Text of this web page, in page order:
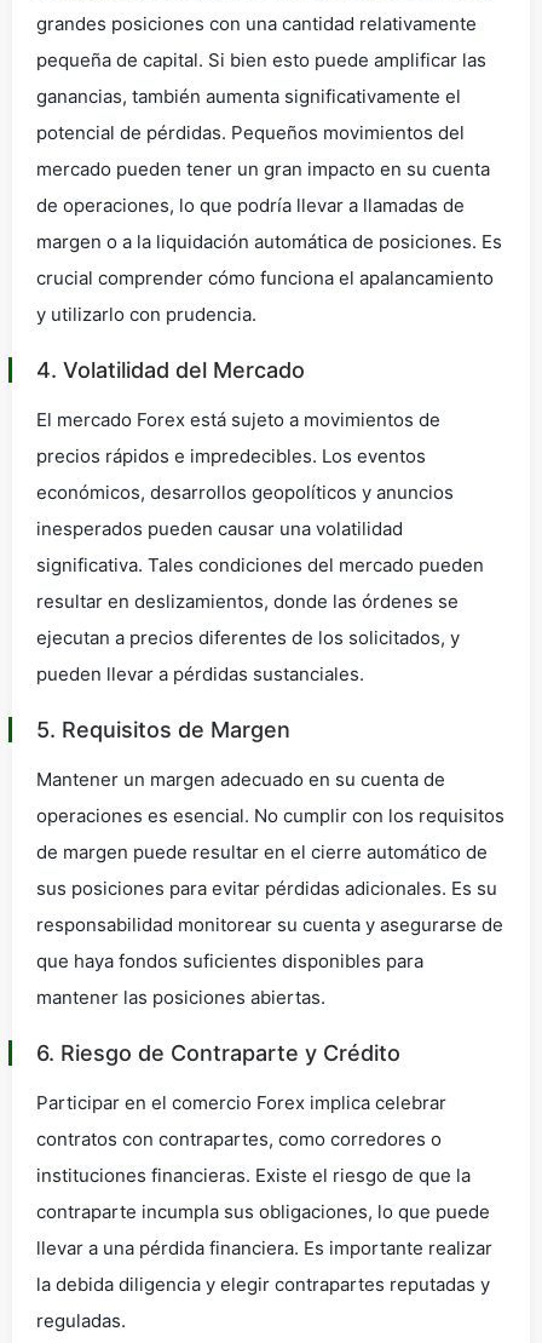
grandes posiciones con una cantidad relativamente
pequeña de capital. Si bien esto puede amplificar las
ganancias, también aumenta significativamente el
potencial de pérdidas. Pequeños movimientos del
mercado pueden tener un gran impacto en su cuenta
de operaciones, lo que podría llevar a llamadas de
margen o a la liquidación automática de posiciones. Es
crucial comprender cómo funciona el apalancamiento
y utilizarlo con prudencia.
4. Volatilidad del Mercado
El mercado Forex está sujeto a movimientos de
precios rápidos e impredecibles. Los eventos
económicos, desarrollos geopolíticos y anuncios
inesperados pueden causar una volatilidad
significativa. Tales condiciones del mercado pueden
resultar en deslizamientos, donde las órdenes se
ejecutan a precios diferentes de los solicitados, y
pueden llevar a pérdidas sustanciales.
5. Requisitos de Margen
Mantener un margen adecuado en su cuenta de
operaciones es esencial. No cumplir con los requisitos
de margen puede resultar en el cierre automático de
sus posiciones para evitar pérdidas adicionales. Es su
responsabilidad monitorear su cuenta y asegurarse de
que haya fondos suficientes disponibles para
mantener las posiciones abiertas.
6. Riesgo de Contraparte y Crédito
Participar en el comercio Forex implica celebrar
contratos con contrapartes, como corredores o
instituciones financieras. Existe el riesgo de que la
contraparte incumpla sus obligaciones, lo que puede
llevar a una pérdida financiera. Es importante realizar
la debida diligencia y elegir contrapartes reputadas y
reguladas.